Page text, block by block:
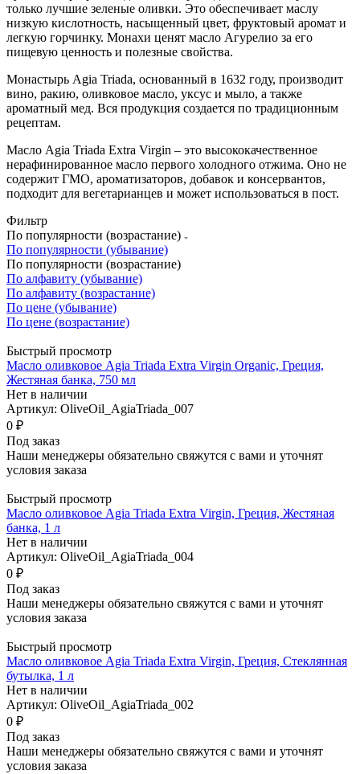
только лучшие зеленые оливки. Это обеспечивает маслу
низкую кислотность, насыщенный цвет, фруктовый аромат и
легкую горчинку. Монахи ценят масло Агурелио за его
пищевую ценность и полезные свойства.
Монастырь Agia Triada, основанный в 1632 году, производит
вино, ракию, оливковое масло, уксус и мыло, а также
ароматный мед. Вся продукция создается по традиционным
рецептам.
Масло Agia Triada Extra Virgin – это высококачественное
нерафинированное масло первого холодного отжима. Оно не
содержит ГМО, ароматизаторов, добавок и консервантов,
подходит для вегетарианцев и может использоваться в пост.
Фильтр
По популярности (возрастание)
По популярности (убывание)
По популярности (возрастание)
По алфавиту (убывание)
По алфавиту (возрастание)
По цене (убывание)
По цене (возрастание)
Быстрый просмотр
Масло оливковое Agia Triada Extra Virgin Organic, Греция,
Жестяная банка, 750 мл
Нет в наличии
Артикул: OliveOil_AgiaTriada_007
0 ₽
Под заказ
Наши менеджеры обязательно свяжутся с вами и уточнят
условия заказа
Быстрый просмотр
Масло оливковое Agia Triada Extra Virgin, Греция, Жестяная
банка, 1 л
Нет в наличии
Артикул: OliveOil_AgiaTriada_004
0 ₽
Под заказ
Наши менеджеры обязательно свяжутся с вами и уточнят
условия заказа
Быстрый просмотр
Масло оливковое Agia Triada Extra Virgin, Греция, Стеклянная
бутылка, 1 л
Нет в наличии
Артикул: OliveOil_AgiaTriada_002
0 ₽
Под заказ
Наши менеджеры обязательно свяжутся с вами и уточнят
условия заказа